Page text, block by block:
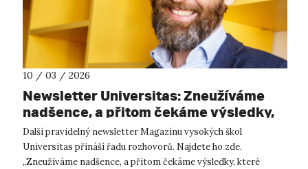
10 / 03 / 2026
Newsletter Universitas: Zneužíváme
nadšence, a přitom čekáme výsledky,
které posunou celou zemi, říká
Pěchouček
Další pravidelný newsletter Magazínu vysokých škol
Universitas přináší řadu rozhovorů. Najdete ho zde.
„Zneužíváme nadšence, a přitom čekáme výsledky, které